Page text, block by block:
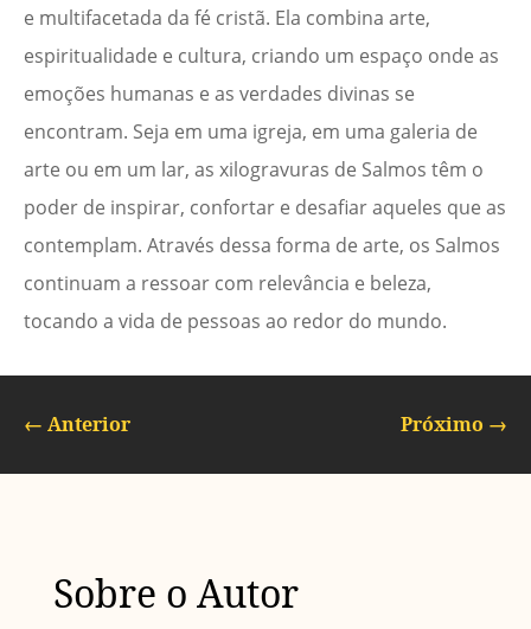
e multifacetada da fé cristã. Ela combina arte,
espiritualidade e cultura, criando um espaço onde as
emoções humanas e as verdades divinas se
encontram. Seja em uma igreja, em uma galeria de
arte ou em um lar, as xilogravuras de Salmos têm o
poder de inspirar, confortar e desafiar aqueles que as
contemplam. Através dessa forma de arte, os Salmos
continuam a ressoar com relevância e beleza,
tocando a vida de pessoas ao redor do mundo.
← Anterior Próximo →
Sobre o Autor